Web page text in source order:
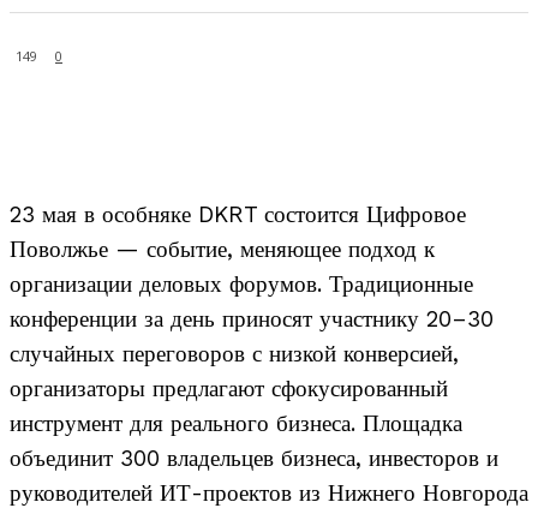
149 0
23 мая в особняке DKRT состоится Цифровое
Поволжье — событие, меняющее подход к
организации деловых форумов. Традиционные
конференции за день приносят участнику 20–30
случайных переговоров с низкой конверсией,
организаторы предлагают сфокусированный
инструмент для реального бизнеса. Площадка
объединит 300 владельцев бизнеса, инвесторов и
руководителей ИТ-проектов из Нижнего Новгорода